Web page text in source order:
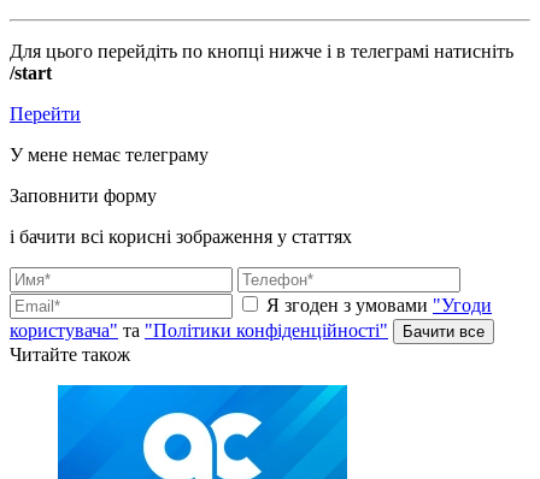
Для цього перейдіть по кнопці нижче і в телеграмі натисніть
/start
Перейти
У мене немає телеграму
Заповнити форму
і бачити всі корисні зображення у статтях
Я згоден з умовами "Угоди
користувача" та "Політики конфіденційності"
Читайте також